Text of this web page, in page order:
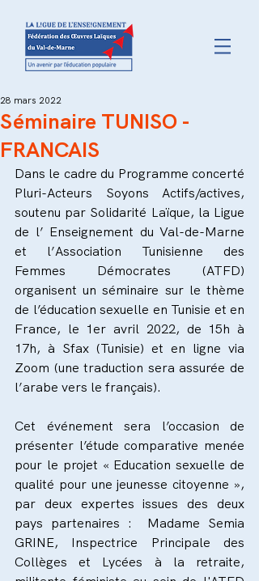
Séminaire TUNISO -
FRANCAIS
28 mars 2022
Dans le cadre du Programme concerté
Pluri-Acteurs Soyons Actifs/actives,
soutenu par Solidarité Laïque, la Ligue
de l’ Enseignement du Val-de-Marne
et l’Association Tunisienne des
Femmes Démocrates (ATFD)
organisent un séminaire sur le thème
de l’éducation sexuelle en Tunisie et en
France, le 1er avril 2022, de 15h à
17h, à Sfax (Tunisie) et en ligne via
Zoom (une traduction sera assurée de
l’arabe vers le français).
Cet événement sera l’occasion de
présenter l’étude comparative menée
pour le projet « Education sexuelle de
qualité pour une jeunesse citoyenne »,
par deux expertes issues des deux
pays partenaires :  Madame Semia
GRINE, Inspectrice Principale des
Collèges et Lycées à la retraite,